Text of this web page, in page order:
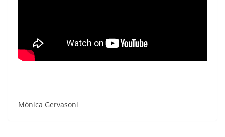
Mónica Gervasoni